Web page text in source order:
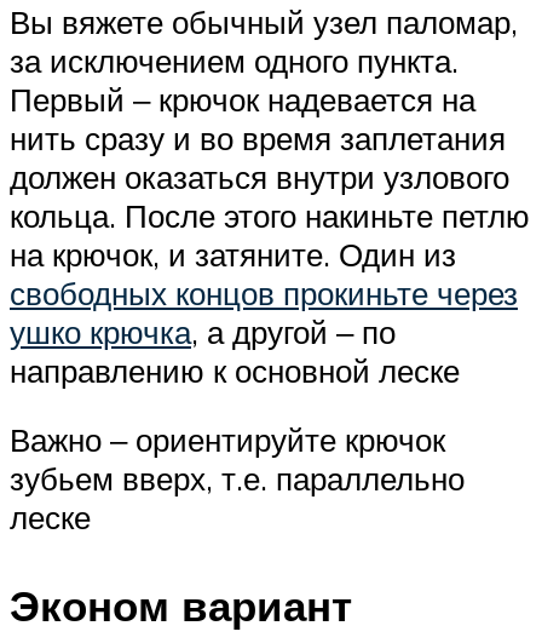
Вы вяжете обычный узел паломар,
за исключением одного пункта.
Первый ‒ крючок надевается на
нить сразу и во время заплетания
должен оказаться внутри узлового
кольца. После этого накиньте петлю
на крючок, и затяните. Один из
свободных концов прокиньте через
ушко крючка, а другой ‒ по
направлению к основной леске
Важно ‒ ориентируйте крючок
зубьем вверх, т.е. параллельно
леске
Эконом вариант